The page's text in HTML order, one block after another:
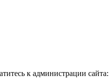
к администрации сайта: